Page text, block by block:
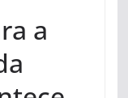
a